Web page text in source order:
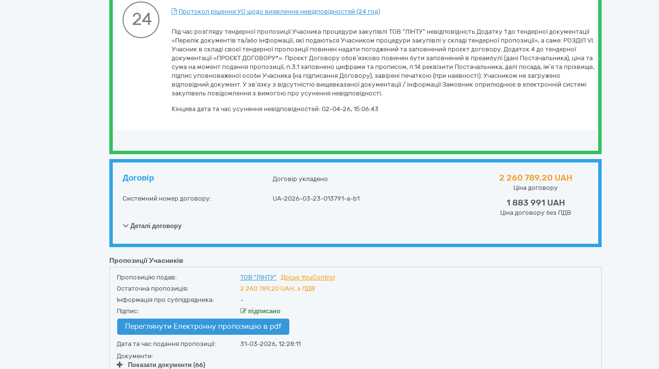
24 Протокол рішення УО щодо виявлення невідповідностей (24 год)
Під час розгляду тендерної пропозиції Учасника процедури закупівлі ТОВ "ЛІНТУ" невідповідність Додатку 1 до тендерної документації
«Перелік документів та/або інформації, які подаються Учасником процедури закупівлі у складі тендерної пропозиції», а саме: РОЗДІЛ VІ.
Учасник в складі своєї тендерної пропозиції повинен надати погоджений та заповнений проєкт договору. Додаток 4 до тендерної
документації «ПРОЄКТ ДОГОВОРУ*». Проєкт Договору обов’язково повинен бути заповнений в преамбулі (дані Постачальника), ціна та
сума на момент подання пропозиції, п.3.1 заповнено цифрами та прописом, п.14 реквізити Постачальника, далі посада, ім’я та прізвище,
підпис уповноваженої особи Учасника (на підписання Договору), завірені печаткою (при наявності). Учасником не загружено
відповідний документ. У зв’язку з відсутністю вищевказаної документації / інформації Замовник оприлюднює в електронній системі
закупівель повідомлення з вимогою про усунення невідповідності.
Кінцева дата та час усунення невідповідностей: 02-04-26, 15:06:43
Договір Договір укладено
Системний номер договору: UA-2026-03-23-013791-a-b1
2 260 789,20 UAH
Ціна договору
1 883 991 UAH
Ціна договору без ПДВ
Деталі договору
Пропозиції Учасників
Пропозицію подав: ТОВ "ЛІНТУ"
Досьє YouControl
Остаточна пропозиція:
2 260 789,20 UAH, з ПДВ
Інформація про субпідрядника:
-
Підпис:
підписано
Переглянути Електронну пропозицію в pdf
Дата та час подання пропозиції:
31-03-2026, 12:28:11
Документи:
Показати документи (66)